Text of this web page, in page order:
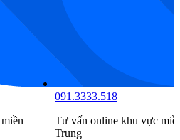
miền
091.3333.518
Tư vấn online khu vực
Trung